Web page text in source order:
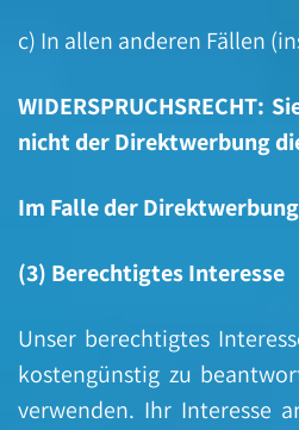
c) In allen anderen Fällen
nicht der Direktwerbung
Im Falle der
(3) Berechtigtes Interesse
Unser berechtigtes
kostengünstig zu
verwenden. Ihr Interesse